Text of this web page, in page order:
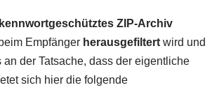
kennwortgeschütztes ZIP-Archiv
Empfänger herausgefiltert wird und
der Tatsache, dass der eigentliche
sich hier die folgende